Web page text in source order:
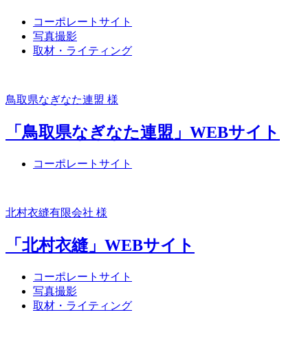
コーポレートサイト
写真撮影
取材・ライティング
鳥取県なぎなた連盟 様
「鳥取県なぎなた連盟」WEBサイト
コーポレートサイト
北村衣縫有限会社 様
「北村衣縫」WEBサイト
コーポレートサイト
写真撮影
取材・ライティング